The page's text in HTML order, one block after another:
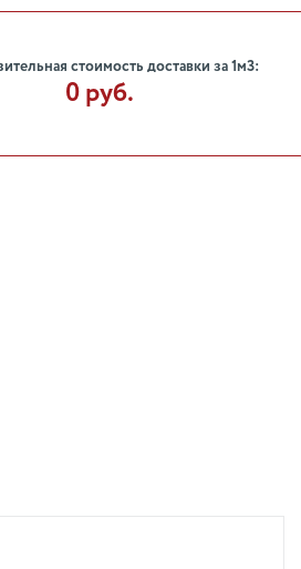
стоимость доставки за 1м3:
0 руб.